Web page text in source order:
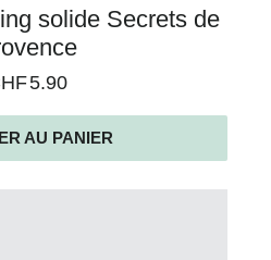
solide Secrets de
5.90
AU PANIER